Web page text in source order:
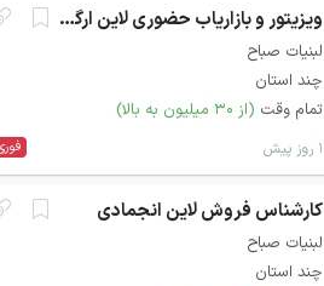
ویزیتور و بازاریاب حضوری لاین ارگان و سازمان
لبنیات صباح
چند استان
تمام وقت (از ۳۰ میلیون به بالا)
۱ روز پیش
کارشناس فروش لاین انجمادی
لبنیات صباح
چند استان